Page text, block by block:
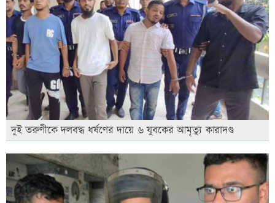
দুই তরুণীকে দলবদ্ধ ধর্ষণের দায়ে ৬ যুবকের আমৃত্যু কারাদণ্ড